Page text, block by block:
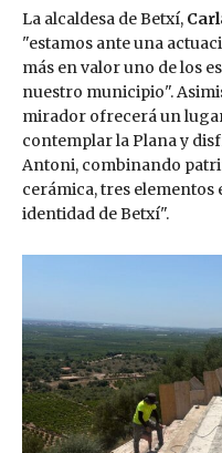
La alcaldesa de Betxí,
"estamos ante una
más en valor uno de los
nuestro municipio".
mirador ofrecerá un
contemplar la Plana y
Antoni, combinando
cerámica, tres elementos
identidad de Betxí".